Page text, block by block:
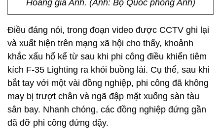
Hoàng gia Anh. (Ảnh: Bộ Quốc phòng Anh)
Điều đáng nói, trong đoạn video được CCTV ghi lại
và xuất hiện trên mạng xã hội cho thấy, khoảnh
khắc xấu hổ kể từ sau khi phi công điều khiển tiêm
kích F-35 Lighting ra khỏi buồng lái. Cụ thể, sau khi
bắt tay với một vài đồng nghiệp, phi công đã không
may bị trượt chân và ngã đập mặt xuống sàn tàu
sân bay. Nhanh chóng, các đồng nghiệp đứng gần
đã đỡ phi công đứng dậy.